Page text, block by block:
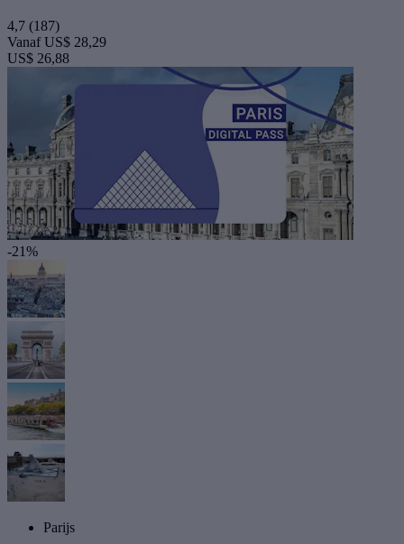
4,7 (187)
Vanaf US$ 28,29
US$ 26,88
-21%
Parijs